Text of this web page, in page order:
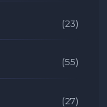
(23)
(55)
(27)